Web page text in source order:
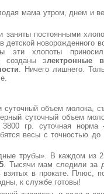
мама утром, днем и
постоянными
детской новорожденного
эти хлопоты
созданы электронные
. Ничего лишнего.
объем молока,
суточный объем
гр. суточная норма
весы с точностью до
трубы». В каждом из
. Тысячи мам следили за
в прокате. Плюс,
к службе готовы!